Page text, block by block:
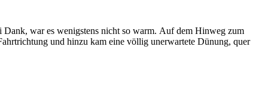
war es wenigstens nicht so warm. Auf dem Hinweg zum
und hinzu kam eine völlig unerwartete Dünung, quer